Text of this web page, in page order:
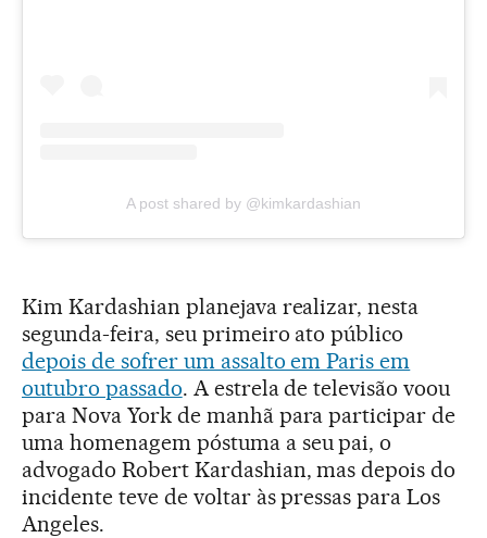
A post shared by @kimkardashian
Kim Kardashian planejava realizar, nesta
segunda-feira, seu primeiro ato público
depois de sofrer um assalto em Paris em
outubro passado. A estrela de televisão voou
para Nova York de manhã para participar de
uma homenagem póstuma a seu pai, o
advogado Robert Kardashian, mas depois do
incidente teve de voltar às pressas para Los
Angeles.